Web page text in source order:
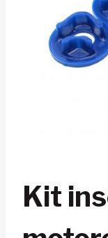
Kit